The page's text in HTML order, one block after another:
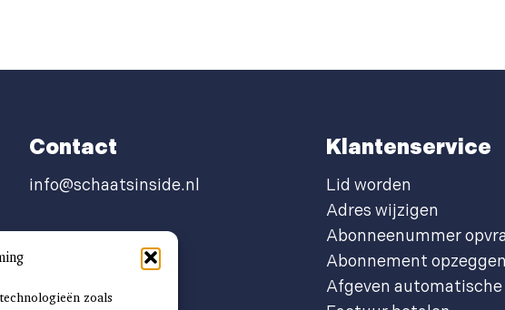
zoals
Contact
info@schaatsinside.nl
Klantenservice
Lid worden
Adres wijzigen
Abonneenummer
Abonnement
Afgeven automatische